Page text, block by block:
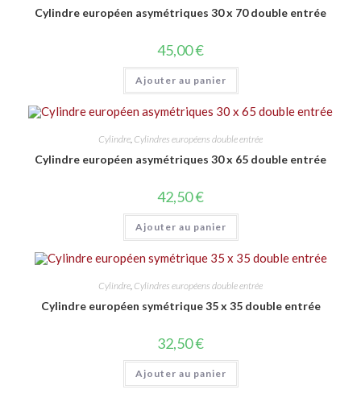
Cylindre européen asymétriques 30 x 70 double entrée
45,00€
Ajouter au panier
Cylindre, Cylindres européens double entrée
Cylindre européen asymétriques 30 x 65 double entrée
42,50€
Ajouter au panier
Cylindre Cylindres européens double entrée
Cylindre européen symétrique 35 x 35 double entrée
32,50€
Ajouter au panier